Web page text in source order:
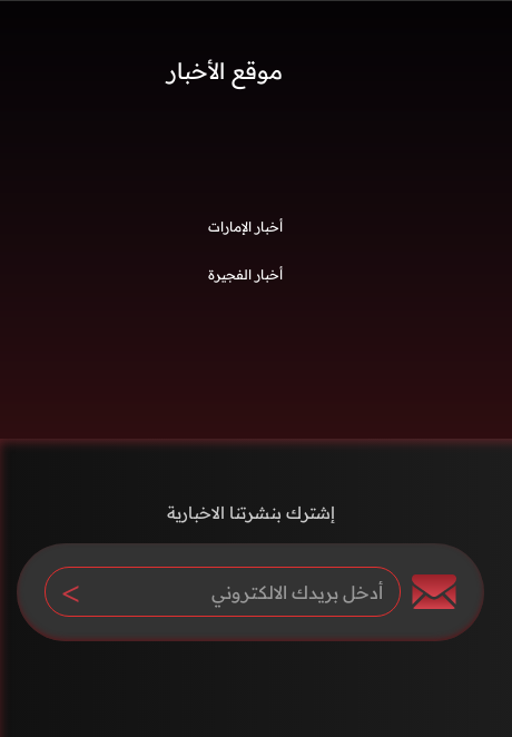
موقع الأخبار
أخبار الإمارات
أخبار الفجيرة
إشترك بنشرتنا الاخبارية